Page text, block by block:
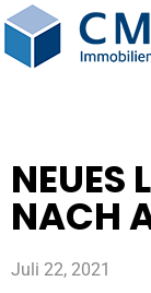
NEUES
NACH
Juli 22, 2021